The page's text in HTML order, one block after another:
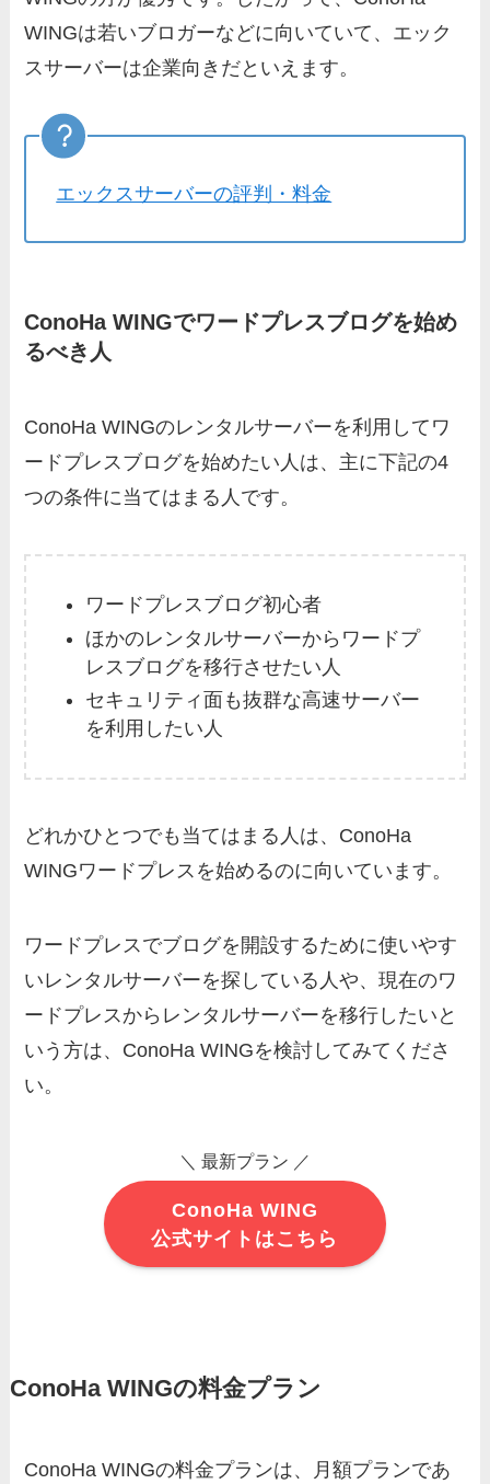
WINGは若いブロガーなどに向いていて、エック
スサーバーは企業向きだといえます。
エックスサーバーの評判・料金
ConoHa WINGでワードプレスブログを始め
るべき人
ConoHa WINGのレンタルサーバーを利用してワ
ードプレスブログを始めたい人は、主に下記の4
つの条件に当てはまる人です。
ワードプレスブログ初心者
ほかのレンタルサーバーからワードプ
レスブログを移行させたい人
セキュリティ面も抜群な高速サーバー
を利用したい人
どれかひとつでも当てはまる人は、ConoHa
WINGワードプレスを始めるのに向いています。
ワードプレスでブログを開設するために使いやす
いレンタルサーバーを探している人や、現在のワ
ードプレスからレンタルサーバーを移行したいと
いう方は、ConoHa WINGを検討してみてくださ
い。
＼ 最新プラン ／
ConoHa WING
公式サイトはこちら
ConoHa WINGの料金プラン
ConoHa WINGの料金プランは、月額プランであ